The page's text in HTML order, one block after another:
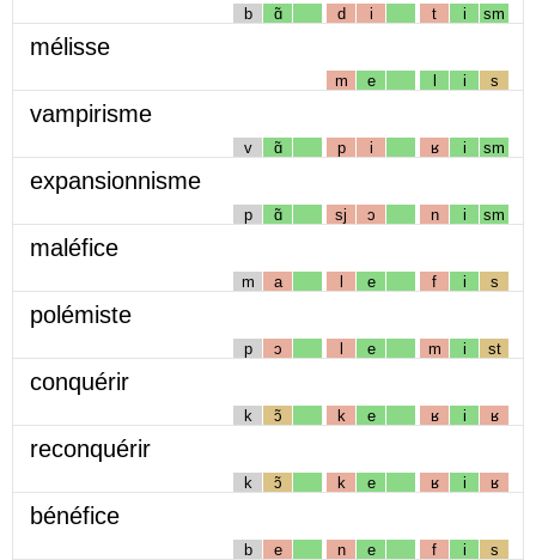
b ɑ̃ d i t i sm
mélisse
m e l i s
vampirisme
v ɑ̃ p i ʁ i sm
expansionnisme
p ɑ̃ sj ɔ n i sm
maléfice
m a l e f i s
polémiste
p ɔ l e m i st
conquérir
k ɔ̃ k e ʁ i ʁ
reconquérir
k ɔ̃ k e ʁ i ʁ
bénéfice
b e n e f i s